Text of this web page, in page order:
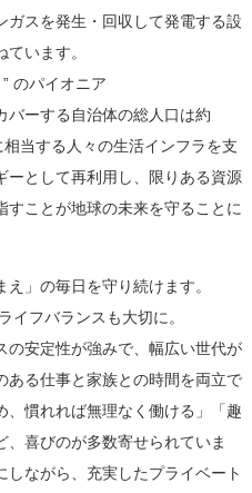
ガスを発生・回収して発電する設
います。
のパイオニア
バーする自治体の総人口は約
当する人々の生活インフラを支
ーとして再利用し、限りある資源
すことが地球の未来を守ることに
」の毎日を守り続けます。
イフバランスも大切に。
の安定性が強みで、幅広い世代が
ある仕事と家族との時間を両立で
、慣れれば無理なく働ける」「趣
喜びのが多数寄せられていま
ながら、充実したプライベート